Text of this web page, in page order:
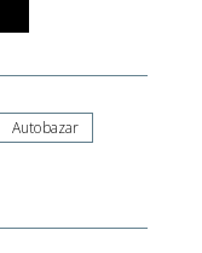
Autobazar